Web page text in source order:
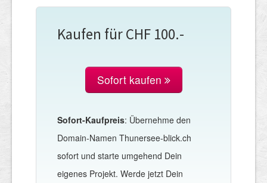
Kaufen für CHF 100.-
Sofort kaufen
Sofort-Kaufpreis: Übernehme den
Domain-Namen Thunersee-blick.ch
sofort und starte umgehend Dein
eigenes Projekt. Werde jetzt Dein